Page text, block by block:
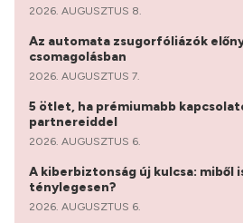
2026. AUGUSZTUS 8.
Az automata zsugorfóliázók
csomagolásban
2026. AUGUSZTUS 7.
5 ötlet, ha prémiumabb
partnereiddel
2026. AUGUSZTUS 6.
A kiberbiztonság új kulcsa: miből
ténylegesen?
2026. AUGUSZTUS 6.